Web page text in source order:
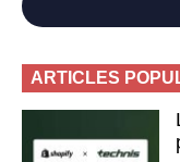
ARTICLES